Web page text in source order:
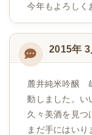
今年もよろしく
2015年 3
麓井純米吟醸
動しました。
久々美酒を見つ
まだ手にはいり